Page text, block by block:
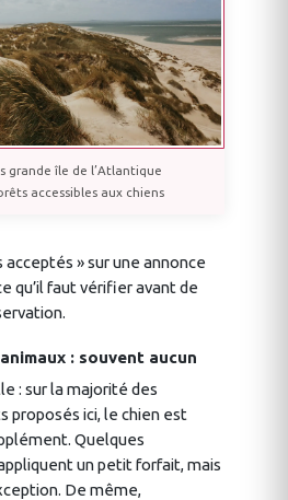
grande île de l’Atlantique
accessibles aux chiens
acceptés » sur une annonce
qu’il faut vérifier avant de
: souvent aucun
: sur la majorité des
proposés ici, le chien est
Quelques
un petit forfait, mais
De même,